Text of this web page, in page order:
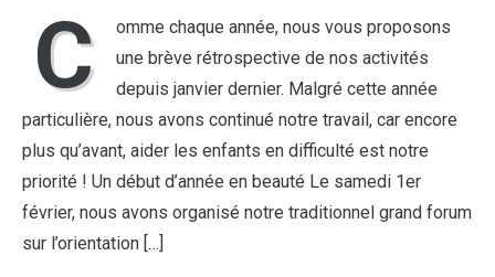
C
omme chaque année, nous vous proposons
une brève rétrospective de nos activités
depuis janvier dernier. Malgré cette année
particulière, nous avons continué notre travail, car encore
plus qu’avant, aider les enfants en difficulté est notre
priorité ! Un début d’année en beauté Le samedi 1er
février, nous avons organisé notre traditionnel grand forum
sur l’orientation […]